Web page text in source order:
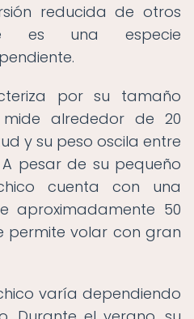
reducida de otros
es una especie
por su tamaño
alrededor de 20
y su peso oscila entre
pesar de su pequeño
cuenta con una
aproximadamente 50
permite volar con gran
varía dependiendo